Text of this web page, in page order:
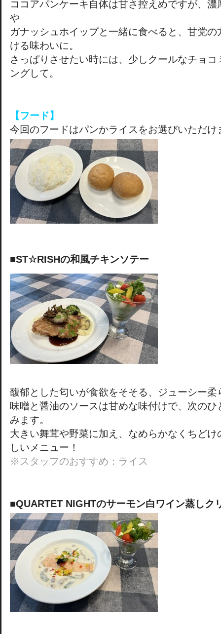
ココアパンケーキ自体は甘さ控えめですが、
や
ガナッシュホイップと一緒に食べると、甘党
ける味わいに。
さっぱりさせたい時には、少しクールなチョ
ングして。
【フード】
今回のフードはパンかライスをお選びいただけ
■ST☆RISHの和風チキンソテー
馥郁とした匂いが食欲をそそる、ジューシー柔
味噌と醤油のソースは甘めな味付けで、次の
みます。
大きい舞茸や野菜に加え、なめらかなくちど
しいメニュー！
※スタッフのおすすめ：ライス
■QUARTET NIGHTのサーモン白ワイン蒸しク